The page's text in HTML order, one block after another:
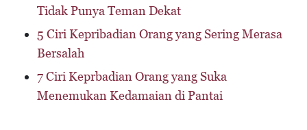
Tidak Punya Teman Dekat
5 Ciri Kepribadian Orang yang Sering Merasa
Bersalah
7 Ciri Keprbadian Orang yang Suka
Menemukan Kedamaian di Pantai